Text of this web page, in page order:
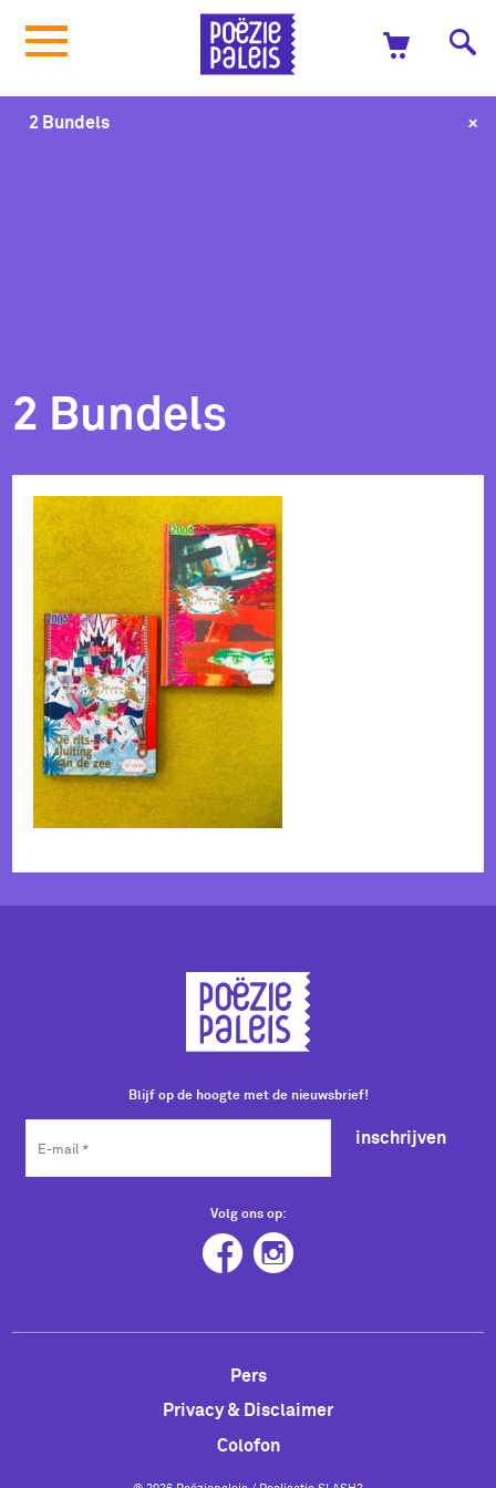
2 Bundels +
2 Bundels
Blijf op de hoogte met de nieuwsbrief!
inschrijven
Volg ons op:
Pers
Privacy & Disclaimer
Colofon